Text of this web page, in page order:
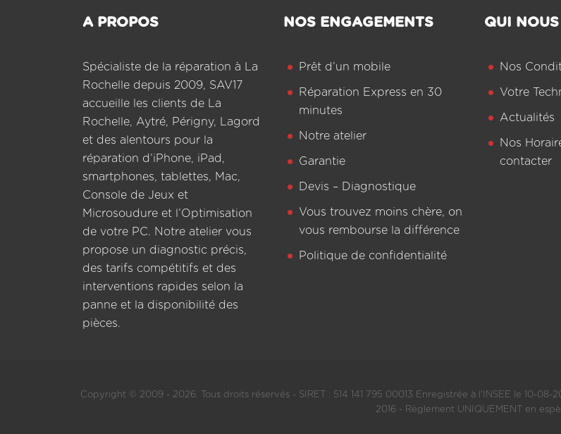
A PROPOS
Spécialiste de la réparation à La
Rochelle depuis 2009, SAV17
accueille les clients de La
Rochelle, Aytré, Périgny, Lagord
et des alentours pour la
réparation d’iPhone, iPad,
smartphones, tablettes, Mac,
Console de Jeux et
Microsoudure et l’Optimisation
de votre PC. Notre atelier vous
propose un diagnostic précis,
des tarifs compétitifs et des
interventions rapides selon la
panne et la disponibilité des
pièces.
NOS ENGAGEMENTS
Prêt d’un mobile
Réparation Express en 30
minutes
Notre atelier
Garantie
Devis – Diagnostique
Vous trouvez moins chère, on
vous rembourse la différence
Politique de confidentialité
QUI
Nos
Votre
Actualités
Nos
contacter
Copyright © 2009 - 2026. Tous droits réservés - SIRET : 514 141 795 00013 Enregistrée à l'INSEE le 10-08-
2016 - Règlement UNIQUEMENT en